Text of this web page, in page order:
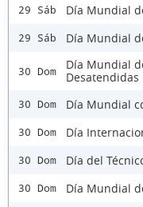
29 Sáb Día Mundial
29 Sáb Día Mundial
30 Dom
Día Mundial
Desatendidas
30 Dom Día Mundial
30 Dom Día
30 Dom Día del
30 Dom Día Mundial